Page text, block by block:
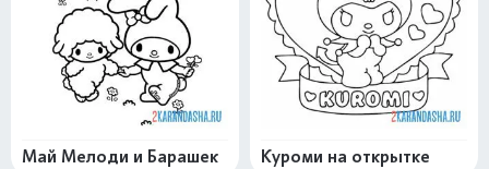
Май Мелоди и Барашек Куроми на открытке